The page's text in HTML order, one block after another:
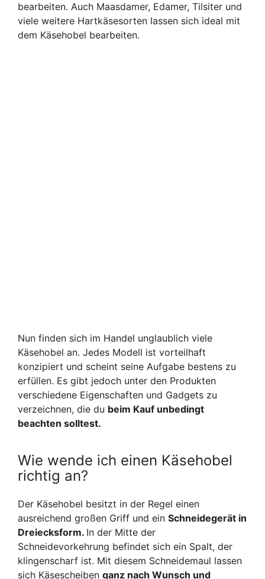
bearbeiten. Auch Maasdamer, Edamer, Tilsiter und
viele weitere Hartkäsesorten lassen sich ideal mit
dem Käsehobel bearbeiten.
Nun finden sich im Handel unglaublich viele
Käsehobel an. Jedes Modell ist vorteilhaft
konzipiert und scheint seine Aufgabe bestens zu
erfüllen. Es gibt jedoch unter den Produkten
verschiedene Eigenschaften und Gadgets zu
verzeichnen, die du beim Kauf unbedingt
beachten solltest.
Wie wende ich einen Käsehobel
richtig an?
Der Käsehobel besitzt in der Regel einen
ausreichend großen Griff und ein Schneidegerät in
Dreiecksform. In der Mitte der
Schneidevorkehrung befindet sich ein Spalt, der
klingenscharf ist. Mit diesem Schneidemaul lassen
sich Käsescheiben ganz nach Wunsch und